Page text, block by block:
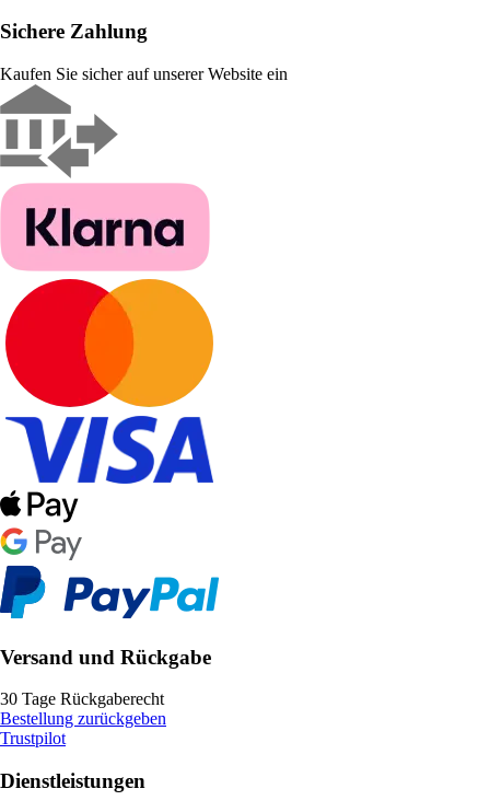
Sichere Zahlung
Kaufen Sie sicher auf unserer Website ein
Versand und Rückgabe
30 Tage Rückgaberecht
Bestellung zurückgeben
Trustpilot
Dienstleistungen